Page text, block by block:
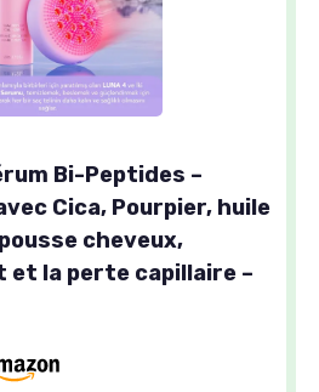
Bi-Peptides –
Cica, Pourpier, huile
cheveux,
et la perte capillaire –